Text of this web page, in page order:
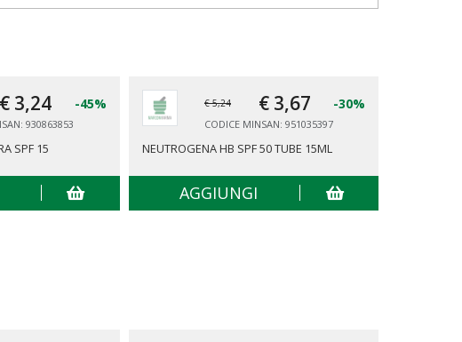
€ 3,24 -45%
930863853
SPF 15
€ 5,24 € 3,67 -30%
CODICE MINSAN: 951035397
NEUTROGENA HB SPF 50 TUBE 15ML
AGGIUNGI